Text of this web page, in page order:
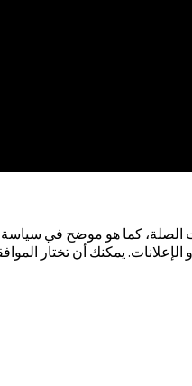
الصلة، كما هو موضح في
يمكنك أن تختار